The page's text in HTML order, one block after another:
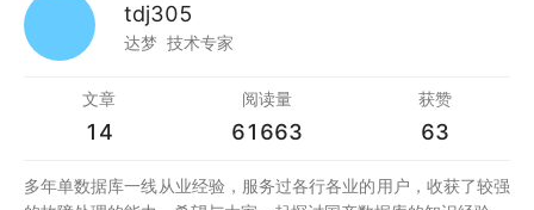
tdj305
达梦 技术专家
文章
14
阅读量
61663
获赞
63
多年单数据库一线从业经验，服务过各行各业的用户，收获了较强